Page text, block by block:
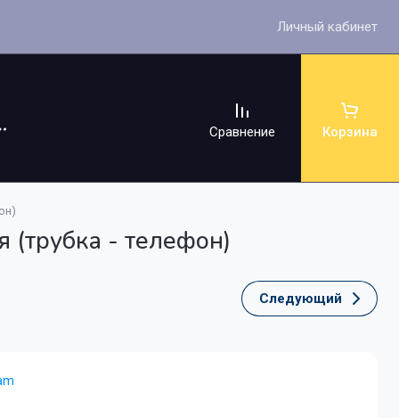
Личный кабинет
Сравнение Корзина
(трубка - телефон)
Следующий